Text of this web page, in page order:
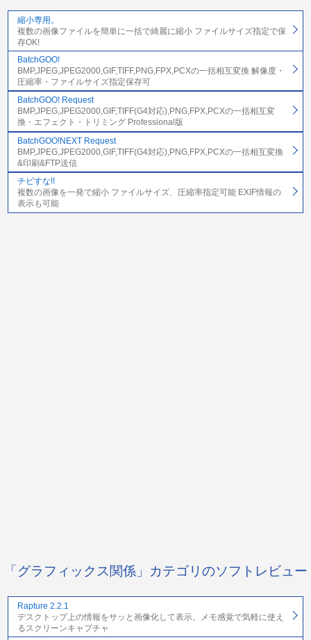
縮小専用。
複数の画像ファイルを簡単に一括で綺麗に縮小 ファイルサイズ指定で保
存OK!
BatchGOO!
BMP,JPEG,JPEG2000,GIF,TIFF,PNG,FPX,PCXの一括相互変換 解像度・
圧縮率・ファイルサイズ指定保存可
BatchGOO! Request
BMP,JPEG,JPEG2000,GIF,TIFF(G4対応),PNG,FPX,PCXの一括相互変
換・エフェクト・トリミング Professional版
BatchGOO!NEXT Request
BMP,JPEG,JPEG2000,GIF,TIFF(G4対応),PNG,FPX,PCXの一括相互変換
&印刷&FTP送信
チビすな!!
複数の画像を一発で縮小 ファイルサイズ、圧縮率指定可能 EXIF情報の
表示も可能
「グラフィックス関係」カテゴリのソフトレビュー
Rapture 2.2.1
デスクトップ上の情報をサッと画像化して表示。メモ感覚で気軽に使え
るスクリーンキャプチャ